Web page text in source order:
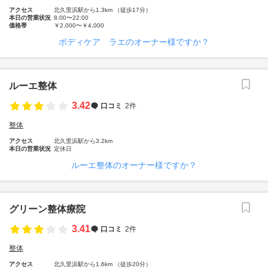
アクセス
北久里浜駅から1.3km （徒歩17分）
本日の営業状況 8:00〜22:00
価格帯
￥2,000〜￥4,000
ボディケア ラエのオーナー様ですか？
ルーエ整体
3.42
口コミ 2件
整体
アクセス
北久里浜駅から3.2km
本日の営業状況 定休日
ルーエ整体のオーナー様ですか？
グリーン整体療院
3.41
口コミ 2件
整体
アクセス 北久里浜駅から1.6km （徒歩20分）